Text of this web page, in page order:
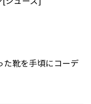
た靴を手頃にコーデ